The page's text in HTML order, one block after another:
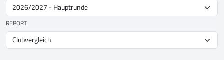
REPORT